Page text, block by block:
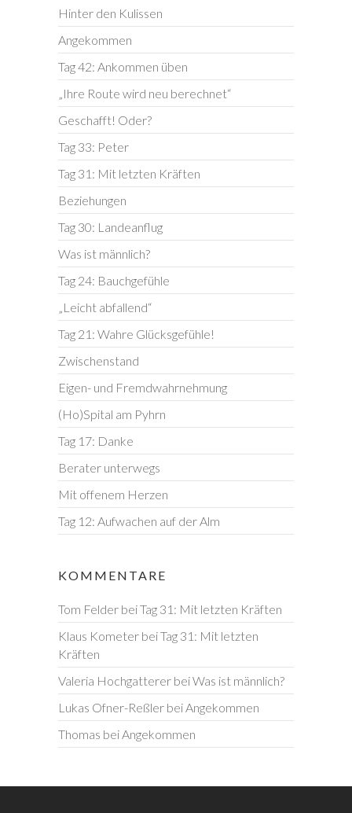
Hinter den Kulissen
Angekommen
Tag 42: Ankommen üben
„Ihre Route wird neu berechnet“
Geschafft! Oder?
Tag 33: Peter
Tag 31: Mit letzten Kräften
Beziehungen
Tag 30: Landeanflug
Was ist männlich?
Tag 24: Bauchgefühle
„Leicht abfallend“
Tag 21: Wahre Glücksgefühle!
Zwischenstand
Eigen- und Fremdwahrnehmung
(Ho)Spital am Pyhrn
Tag 17: Danke
Berater unterwegs
Mit offenem Herzen
Tag 12: Aufwachen auf der Alm
KOMMENTARE
Tom Felder beiTag 31: Mit letzten Kräften
Klaus Kometer beiTag 31: Mit letzten
Kräften
Valeria Hochgatterer beiWas ist männlich?
Lukas Ofner-Reßler beiAngekommen
Thomas beiAngekommen